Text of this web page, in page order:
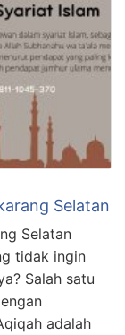
Selatan
Selatan
tidak ingin
Salah satu
adalah